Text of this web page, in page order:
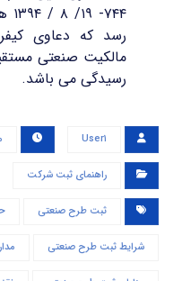
رسد که دعاوی
رسیدگی می باشد.
User۱
راهنمای ثبت شرکت
ثبت طرح صنعتی
شرایط ثبت طرح صنعتی